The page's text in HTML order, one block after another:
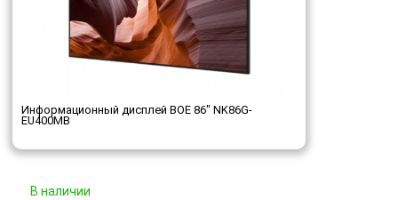
Информационный дисплей BOE 86" NK86G-
EU400MB
В наличии